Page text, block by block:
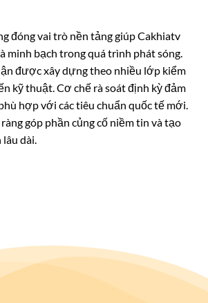
đóng vai trò nền tảng giúp Cakhiatv
minh bạch trong quá trình phát sóng.
được xây dựng theo nhiều lớp kiểm
kỹ thuật. Cơ chế rà soát định kỳ đảm
hợp với các tiêu chuẩn quốc tế mới.
góp phần củng cố niềm tin và tạo
dài.